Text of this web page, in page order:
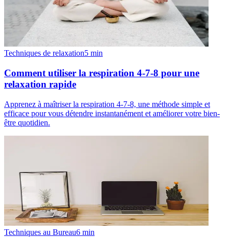
Techniques de relaxation5 min
Comment utiliser la respiration 4-7-8 pour une
relaxation rapide
Apprenez à maîtriser la respiration 4-7-8, une méthode simple et
efficace pour vous détendre instantanément et améliorer votre bien-
être quotidien.
Techniques au Bureau6 min